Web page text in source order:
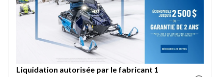
Liquidation autorisée par le fabricant 1